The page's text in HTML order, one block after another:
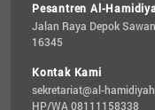
Pesantren Al-
Jalan Raya Depok
16345
Kontak Kami
sekretariat@al-
HP/WA 08111158338